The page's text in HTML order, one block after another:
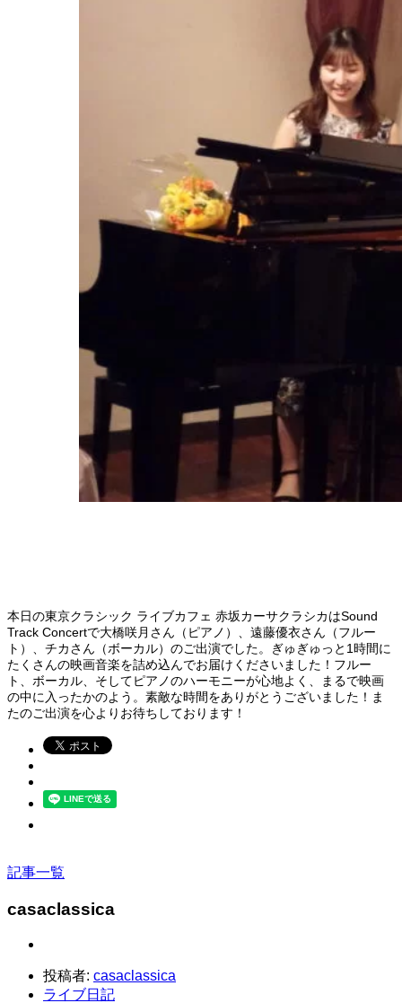
本日の東京クラシック ライブカフェ 赤坂カーサクラシカはSound
Track Concertで大橋咲月さん（ピアノ）、遠藤優衣さん（フルー
ト）、チカさん（ボーカル）のご出演でした。ぎゅぎゅっと1時間に
たくさんの映画音楽を詰め込んでお届けくださいました！フルー
ト、ボーカル、そしてピアノのハーモニーが心地よく、まるで映画
の中に入ったかのよう。素敵な時間をありがとうございました！ま
たのご出演を心よりお待ちしております！
記事一覧
casaclassica
投稿者: casaclassica
ライブ日記